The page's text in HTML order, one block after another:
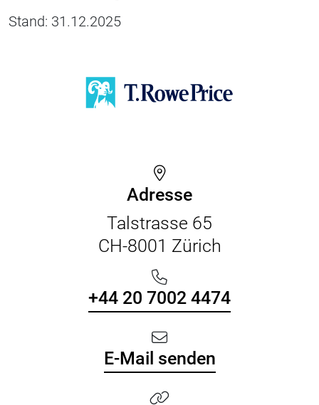
Stand: 31.12.2025
Adresse
Talstrasse 65
CH-8001 Zürich
+44 20 7002 4474
E-Mail senden